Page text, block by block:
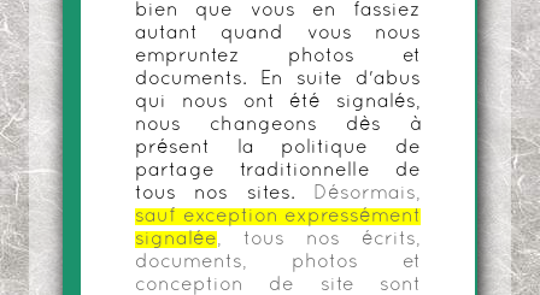
bien que vous en fassiez
autant quand vous nous
empruntez photos et
documents. En suite d'abus
qui nous ont été signalés,
nous changeons dès à
présent la politique de
partage traditionnelle de
tous nos sites.
Désormais,
sauf exception expressément
signalée, tous nos écrits,
documents, photos et
conception de site sont